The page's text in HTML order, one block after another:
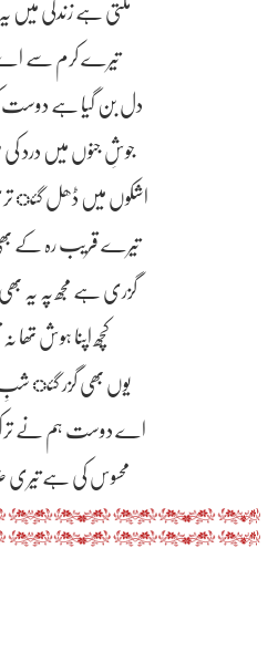
ملتی ہے زندگی میں
تیرے کرم سے اے
دل بن گیا ہے دوست
جوشِ جنوں میں درد کی
اشکوں میں ڈھل گئ
تیرے قریب رہ کے
گزری ہے مجھ پہ یہ
کچھ اپنا ہوش تھا نہ
یوں بھی گزر گئ شبِ
اے دوست ہم نے ترکِ
محسوس کی ہے تیری